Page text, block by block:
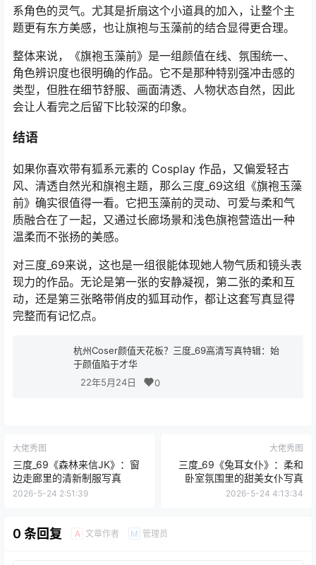
系角色的灵气。尤其是折扇这个小道具的加入，让整个主
题更有东方美感，也让旗袍与玉藻前的结合显得更合理。
整体来说，《旗袍玉藻前》是一组颜值在线、氛围统一、
角色辨识度也很明确的作品。它不是那种特别强冲击感的
类型，但胜在细节舒服、画面清透、人物状态自然，因此
会让人看完之后留下比较深的印象。
结语
如果你喜欢带有狐系元素的 Cosplay 作品，又偏爱轻古
风、清透自然光和旗袍主题，那么三度_69这组《旗袍玉藻
前》确实很值得一看。它把玉藻前的灵动、可爱与柔和气
质融合在了一起，又通过长廊场景和浅色旗袍营造出一种
温柔而不张扬的美感。
对三度_69来说，这也是一组很能体现她人物气质和镜头表
现力的作品。无论是第一张的安静凝视，第二张的柔和互
动，还是第三张略带俏皮的狐耳动作，都让这套写真显得
完整而有记忆点。
杭州Coser颜值天花板？三度_69高清写真特辑：始
于颜值陷于才华
22年5月24日
0
大佬秀图
三度_69《森林来信JK》：窗
边走廊里的清新制服写真
2026-5-24 2:51:39
大佬秀图
三度_69《兔耳女仆》：柔和
卧室氛围里的甜美女仆写真
2026-5-24 4:13:34
0 条回复 A 文章作者 M 管理员